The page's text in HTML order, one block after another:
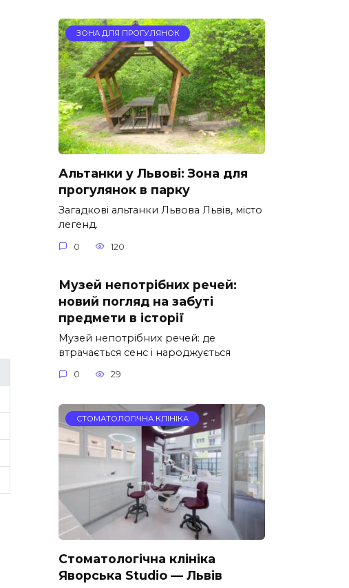
ЗОНА ДЛЯ ПРОГУЛЯНОК
Альтанки у Львові: Зона для
прогулянок в парку
Загадкові альтанки Львова Львів, місто
легенд.
0 120
Музей непотрібних речей:
новий погляд на забуті
предмети в історії
Музей непотрібних речей: де
втрачається сенс і народжується
0 29
СТОМАТОЛОГІЧНА КЛІНІКА
Стоматологічна клініка
Яворська Studio — Львів